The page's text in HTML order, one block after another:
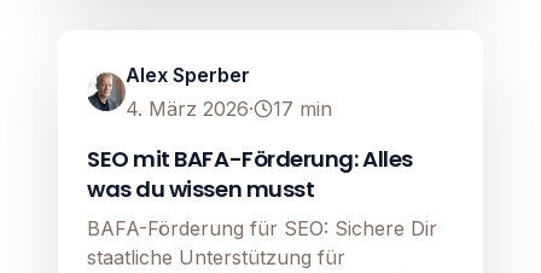
Alex Sperber
4. März 2026· 17 min
SEO mit BAFA-Förderung: Alles
was du wissen musst
BAFA-Förderung für SEO: Sichere Dir
staatliche Unterstützung für